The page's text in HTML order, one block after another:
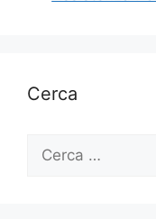
Cerca
per: